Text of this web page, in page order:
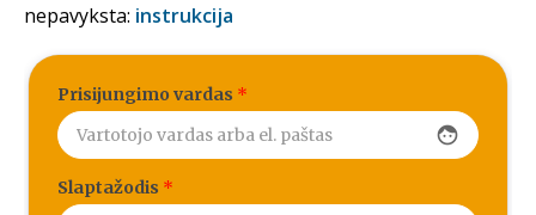
nepavyksta: instrukcija
Prisijungimo vardas *
face
Slaptažodis *